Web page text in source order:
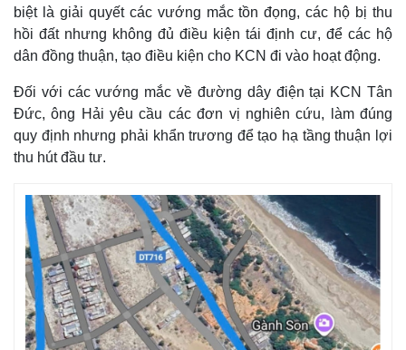
biệt là giải quyết các vướng mắc tồn đọng, các hộ bị thu
hồi đất nhưng không đủ điều kiện tái định cư, để các hộ
dân đồng thuận, tạo điều kiện cho KCN đi vào hoạt động.
Đối với các vướng mắc về đường dây điện tại KCN Tân
Đức, ông Hải yêu cầu các đơn vị nghiên cứu, làm đúng
quy định nhưng phải khẩn trương để tạo hạ tầng thuận lợi
thu hút đầu tư.